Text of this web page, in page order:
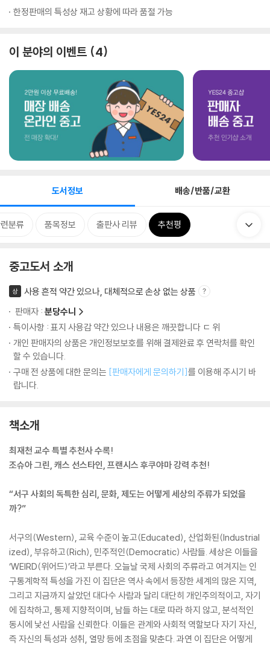
한정판매의 특성상 재고 상황에 따라 품절 가능
이 분야의 이벤트 4
도서정보 배송/반품/교환
분류 품목정보 출판사 리뷰 추천평
중고도서 소개
상
사용 흔적 약간 있으나, 대체적으로 손상 없는 상품
판매자 : 분당수니
특이사항 : 표지 사용감 약간 있으나 내용은 깨끗합니다 ㄷ 위
개인 판매자의 상품은 개인정보보호를 위해 결제완료 후 연락처를 확인
할 수 있습니다.
구매 전 상품에 대한 문의는 [판매자에게 문의하기]를 이용해 주시기 바
랍니다.
책소개
최재천 교수 특별 추천사 수록!
조슈아 그린, 캐스 선스타인, 프랜시스 후쿠야마 강력 추천!
“서구 사회의 독특한 심리, 문화, 제도는 어떻게 세상의 주류가 되었을
까?”
서구의(Western), 교육 수준이 높고(Educated), 산업화된(Industrial
ized), 부유하고(Rich), 민주적인(Democratic) 사람들. 세상은 이들을
‘WEIRD(위어드)’라고 부른다. 오늘날 국제 사회의 주류라고 여겨지는 인
구통계학적 특성을 가진 이 집단은 역사 속에서 등장한 세계의 많은 지역,
그리고 지금까지 살았던 대다수 사람과 달리 대단히 개인주의적이고, 자기
에 집착하고, 통제 지향적이며, 남들 하는 대로 따라 하지 않고, 분석적인
동시에 낯선 사람을 신뢰한다. 이들은 관계와 사회적 역할보다 자기 자신,
즉 자신의 특성과 성취, 열망 등에 초점을 맞춘다. 과연 이 집단은 어떻게